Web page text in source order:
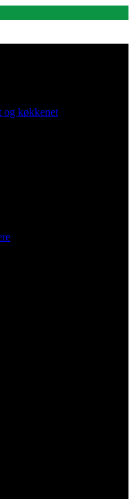
og køkkenet